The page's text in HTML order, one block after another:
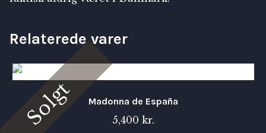
Relaterede varer
Solgt Madonna de España
5,400 kr.